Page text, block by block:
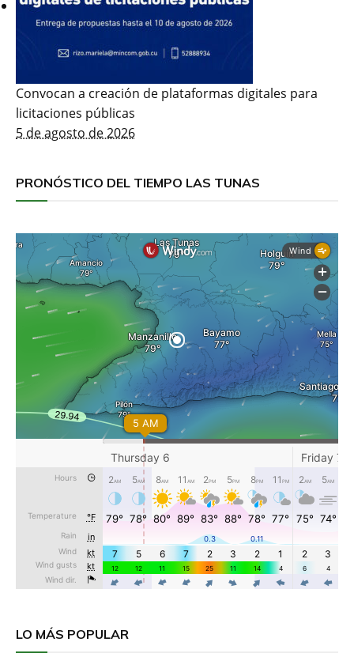
Convocan a creación de plataformas digitales para
licitaciones públicas
5 de agosto de 2026
PRONÓSTICO DEL TIEMPO LAS TUNAS
LO MÁS POPULAR